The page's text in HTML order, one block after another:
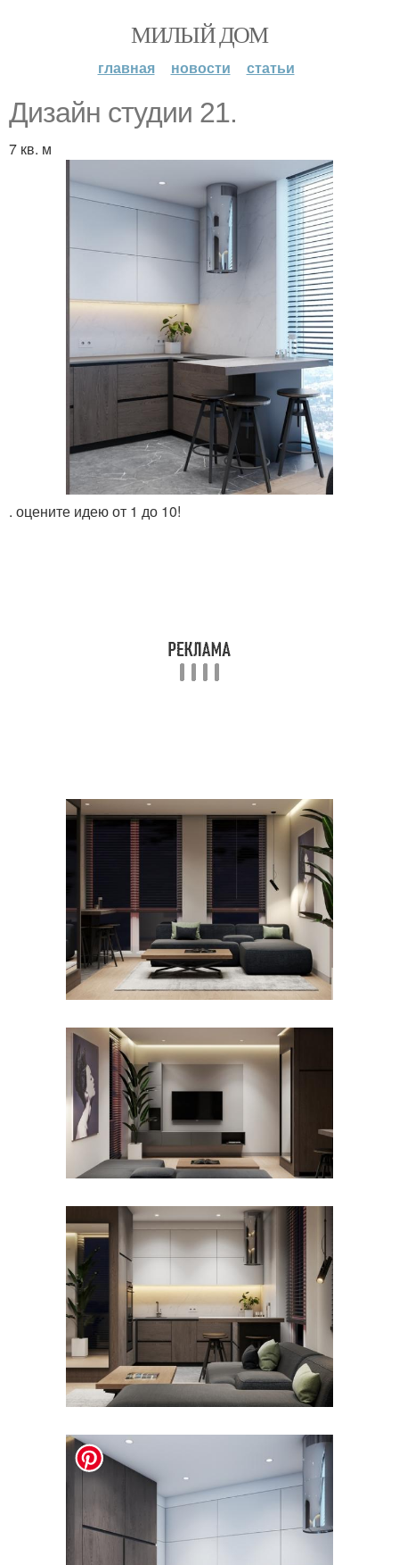
МИЛЫЙ ДОМ
главная новости статьи
Дизайн студии 21.
7 кв. м
. оцените идею от 1 до 10!